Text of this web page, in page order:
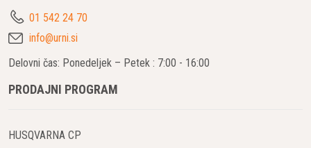
01 542 24 70
info@urni.si
Delovni čas: Ponedeljek – Petek : 7:00 - 16:00
PRODAJNI PROGRAM
HUSQVARNA CP